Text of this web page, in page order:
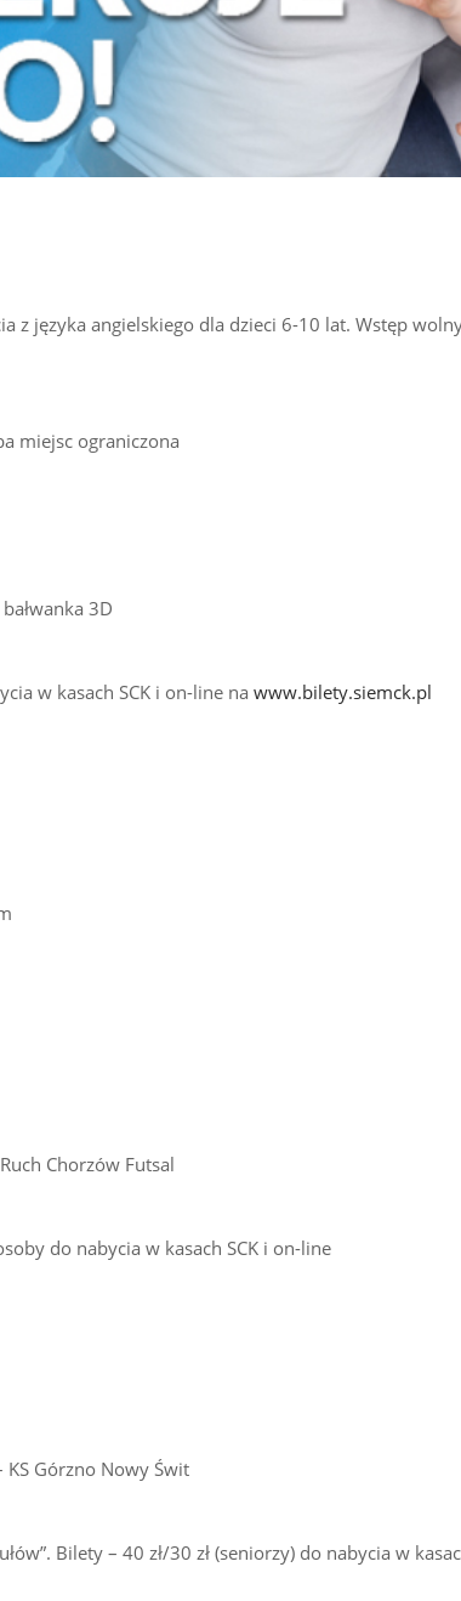
z języka angielskiego dla dzieci 6-10 lat. Wstęp
miejsc ograniczona
3D
w kasach SCK i on-line na www.bilety.siemck.pl
Chorzów Futsal
do nabycia w kasach SCK i on-line
KS Górzno Nowy Świt
Bilety – 40 zł/30 zł (seniorzy) do nabycia w